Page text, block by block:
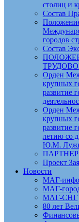
столиц и
Состав
городов
Состав
Орден
крупных
развитие
Орден
крупных
развитие
летию со
Ю.М.
Проект
Новости
МАГ-инфо
МАГ-
МАГ-СНГ
80 лет